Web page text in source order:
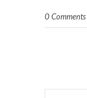
0 Comments